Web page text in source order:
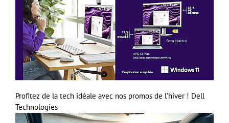
Profitez de la tech idéale avec nos promos de l’hiver ! Dell
Technologies